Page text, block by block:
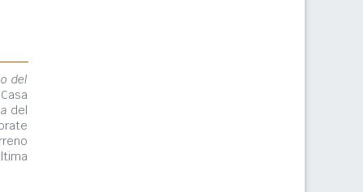
del
del